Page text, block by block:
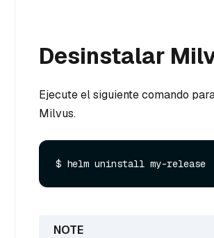
Desinstalar
Ejecute el siguiente comando
Milvus.